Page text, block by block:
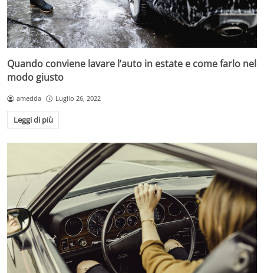
Quando conviene lavare l’auto in estate e come farlo nel
modo giusto
amedda Luglio 26, 2022
Leggi di più